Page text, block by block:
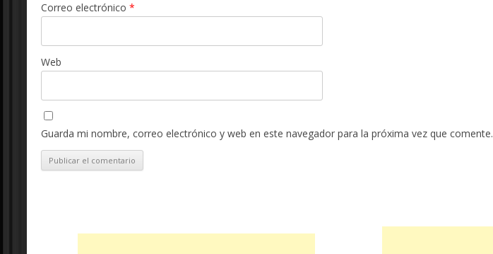
Correo electrónico *
Web
Guarda mi nombre, correo electrónico y web en este navegador para la próxima vez que comente.